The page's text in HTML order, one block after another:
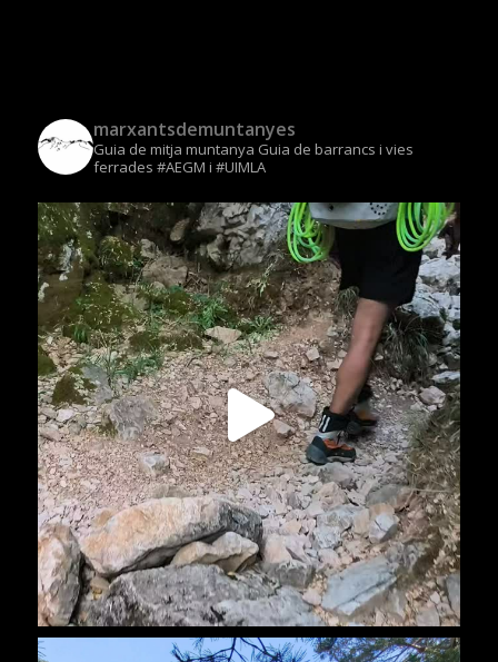
marxantsdemuntanyes
Guia de mitja muntanya Guia de barrancs i vies
ferrades #AEGM i #UIMLA